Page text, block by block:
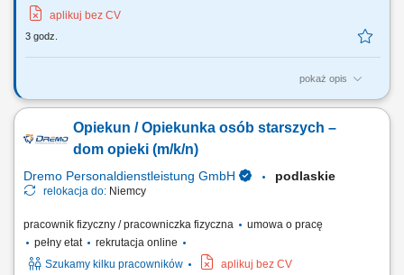
aplikuj bez CV
3 godz.
pokaż opis
Opis stanowiska Precyzyjne komisjonowanie: zbieranie artykułów
Mistrzostwo w pakowaniu: staranne pakowanie i przygotowywanie
towaru, tak aby bezpiecznie dotarł do celu. Obsługa systemu: intuicyjna
Opiekun / Opiekunka osób starszych –
dom opieki (m/k/n)
Dremo Personaldienstleistung GmbH podlaskie
relokacja do: Niemcy
pracownik fizyczny / pracowniczka fizyczna
umowa o pracę
pełny etat
rekrutacja online
Szukamy kilku pracowników
aplikuj bez CV